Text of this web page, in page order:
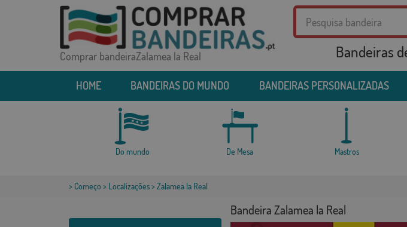
Comprar bandeiraZalamea la Real Bandeiras
HOME BANDEIRAS DO MUNDO BANDEIRAS PERSONALIZADAS
Do mundo De Mesa Mastros
> Começo > Localizações> Zalamea la Real
Bandeira Zalamea la Real